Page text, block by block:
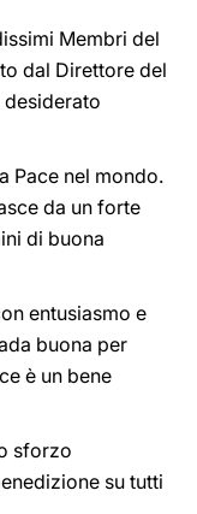
Membri del
dal Direttore del
desiderato
Pace nel mondo.
da un forte
di buona
entusiasmo e
buona per
è un bene
sforzo
su tutti